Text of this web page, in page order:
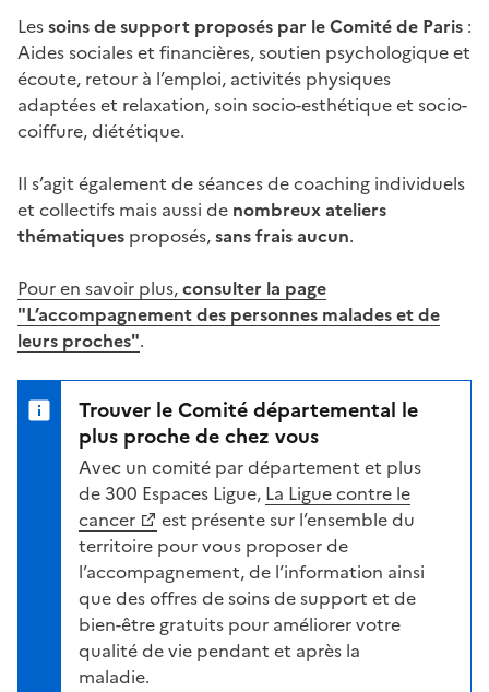
Lessoins de support proposés par le Comité de Paris :
Aides sociales et financières, soutien psychologique et
écoute, retour à l’emploi, activités physiques
adaptées et relaxation, soin socio-esthétique et socio-
coiffure, diététique.
Il s’agit également de séances de coaching individuels
et collectifs mais aussi de nombreux ateliers
thématiques proposés,sans frais aucun.
Pour en savoir plus,consulter la page
"L’accompagnement des personnes malades et de
leurs proches".
Trouver le Comité départemental le
plus proche de chez vous
Avec un comité par département et plus
de 300 Espaces Ligue, La Ligue contre le
cancer
est présente sur l’ensemble du
territoire pour vous proposer de
l’accompagnement, de l’information ainsi
que des offres de soins de support et de
bien-être gratuits pour améliorer votre
qualité de vie pendant et après la
maladie.